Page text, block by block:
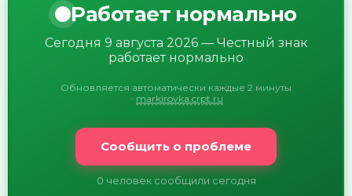
Работает нормально
Сегодня 9 августа 2026 — Честный знак
работает нормально
Обновляется автоматически каждые 2 минуты
· markirovka.crpt.ru
Сообщить о проблеме
0 человек сообщили сегодня